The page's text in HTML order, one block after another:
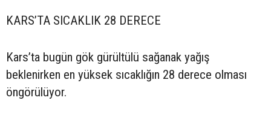
KARS’TA SICAKLIK 28 DERECE
Kars’ta bugün gök gürültülü sağanak yağış
beklenirken en yüksek sıcaklığın 28 derece olması
öngörülüyor.